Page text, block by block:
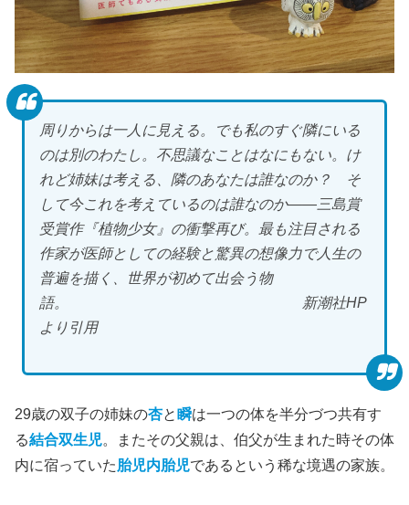
周りからは一人に見える。でも私のすぐ隣にいる
のは別のわたし。不思議なことはなにもない。け
れど姉妹は考える、隣のあなたは誰なのか？ そ
して今これを考えているのは誰なのか――三島賞
受賞作『植物少女』の衝撃再び。最も注目される
作家が医師としての経験と驚異の想像力で人生の
普遍を描く、世界が初めて出会う物
語。 新潮社HP
より引用
29歳の双子の姉妹の杏と瞬は一つの体を半分づつ共有す
る結合双生児。またその父親は、伯父が生まれた時その体
内に宿っていた胎児内胎児であるという稀な境遇の家族。